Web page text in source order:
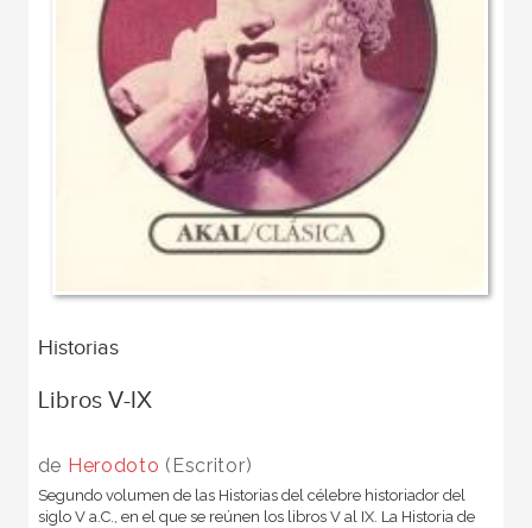
Historias
Libros V-IX
de Herodoto (Escritor)
Segundo volumen de las Historias del célebre historiador del
siglo V a.C., en el que se reúnen los libros V al IX. La Historia de